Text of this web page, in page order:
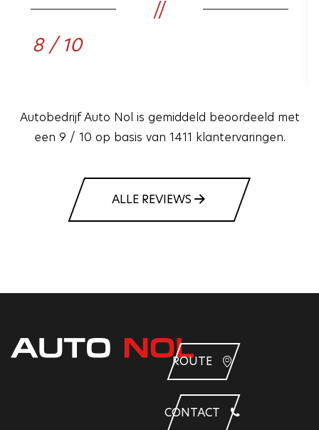
8 / 10
Autobedrijf Auto Nol is gemiddeld beoordeeld met
een 9 / 10 op basis van 1411 klantervaringen.
ALLE REVIEWS
ROUTE
CONTACT